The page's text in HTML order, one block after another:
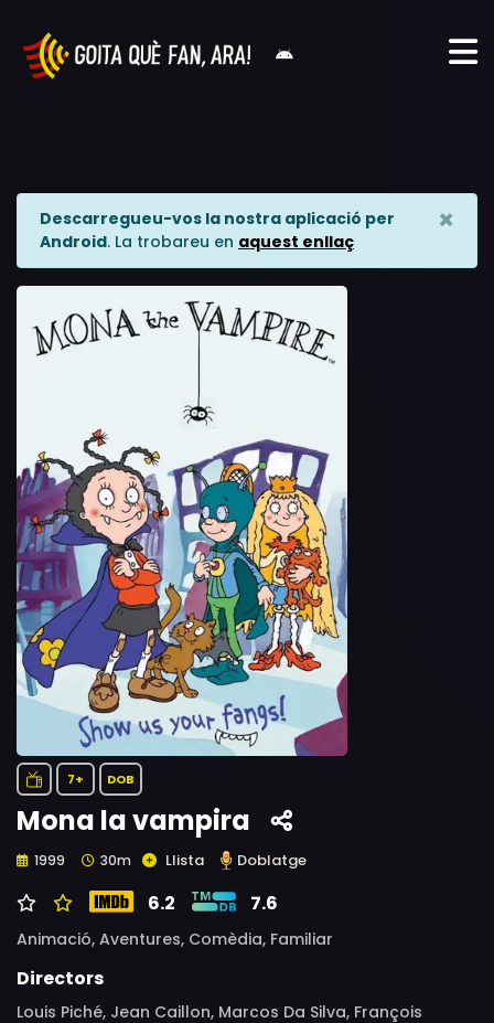
Descarregueu-vos la nostra aplicació per
Android. La trobareu en aquest enllaç
×
7+ DOB
Mona la vampira
1999 30m Llista Doblatge
6.2 7.6
Animació, Aventures, Comèdia, Familiar
Directors
Louis Piché, Jean Caillon, Marcos Da Silva, François